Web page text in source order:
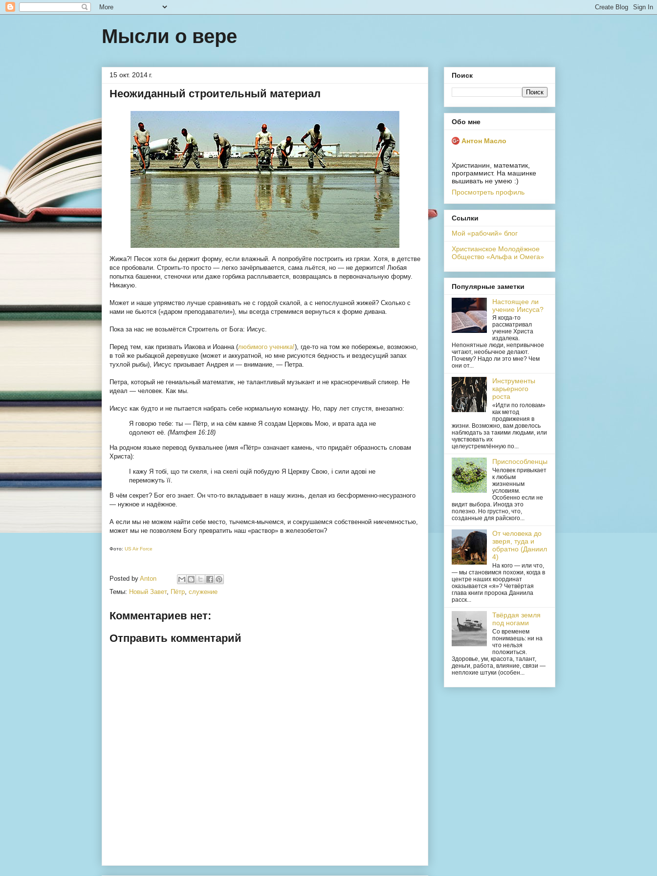
Мысли о вере
15 окт. 2014 г.
Неожиданный строительный материал
Жижа?! Песок хотя бы держит форму, если влажный. А попробуйте построить из грязи. Хотя, в детстве
все пробовали. Строить-то просто — легко зачёрпывается, сама льётся, но — не держится! Любая
попытка башенки, стеночки или даже горбика расплывается, возвращаясь в первоначальную форму.
Никакую.
Может и наше упрямство лучше сравнивать не с гордой скалой, а с непослушной жижей? Сколько с
нами не бьются («даром преподаватели»), мы всегда стремимся вернуться к форме дивана.
Пока за нас не возьмётся Строитель от Бога: Иисус.
Перед тем, как призвать Иакова и Иоанна (любимого ученика!), где-то на том же побережье, возможно,
в той же рыбацкой деревушке (может и аккуратной, но мне рисуются бедность и вездесущий запах
тухлой рыбы), Иисус призывает Андрея и — внимание, — Петра.
Петра, который не гениальный математик, не талантливый музыкант и не красноречивый спикер. Не
идеал — человек. Как мы.
Иисус как будто и не пытается набрать себе нормальную команду. Но, пару лет спустя, внезапно:
Я говорю тебе: ты — Пётр, и на сём камне Я создам Церковь Мою, и врата ада не
одолеют её. (Матфея 16:18)
На родном языке перевод буквальнее (имя «Пётр» означает камень, что придаёт образность словам
Христа):
І кажу Я тобі, що ти скеля, і на скелі оцій побудую Я Церкву Свою, і сили адові не
переможуть її.
В чём секрет? Бог его знает. Он что-то вкладывает в нашу жизнь, делая из бесформенно-несуразного
— нужное и надёжное.
А если мы не можем найти себе место, тычемся-мычемся, и сокрушаемся собственной никчемностью,
может мы не позволяем Богу превратить наш «раствор» в железобетон?
Фото: US Air Force
Posted by Anton
Темы: Новый Завет, Пётр, служение
Комментариев нет:
Отправить комментарий
Поиск
Обо мне
Антон Масло
Христианин, математик,
программист. На машинке
вышивать не умею :)
Просмотреть профиль
Ссылки
Мой «рабочий» блог
Христианское Молодёжное
Общество «Альфа и Омега»
Популярные заметки
Настоящее ли
учение Иисуса?
Я когда-то
рассматривал
учение Христа
издалека.
Непонятные люди, непривычное
читают, необычное делают.
Почему? Надо ли это мне? Чем
они от...
Инструменты
карьерного
роста
«Идти по головам»
как метод
продвижения в
жизни. Возможно, вам довелось
наблюдать за такими людьми, или
чувствовать их
целеустремлённую по...
Приспособленцы
Человек привыкает
к любым
жизненным
условиям.
Особенно если не
видит выбора. Иногда это
полезно. Но грустно, что,
созданные для райского...
От человека до
зверя, туда и
обратно (Даниил
4)
На кого — или что,
— мы становимся похожи, когда в
центре наших координат
оказывается «я»? Четвёртая
глава книги пророка Даниила
расск...
Твёрдая земля
под ногами
Со временем
понимаешь: ни на
что нельзя
положиться.
Здоровье, ум, красота, талант,
деньги, работа, влияние, связи —
неплохие штуки (особен...